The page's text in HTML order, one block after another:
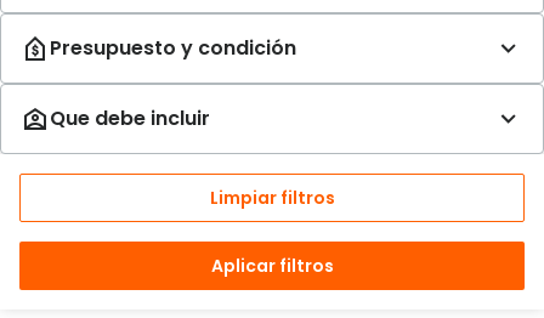
Limpiar filtros
Aplicar filtros